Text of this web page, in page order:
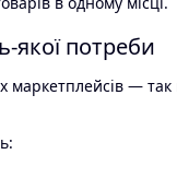
якої потреби
маркетплейсів —